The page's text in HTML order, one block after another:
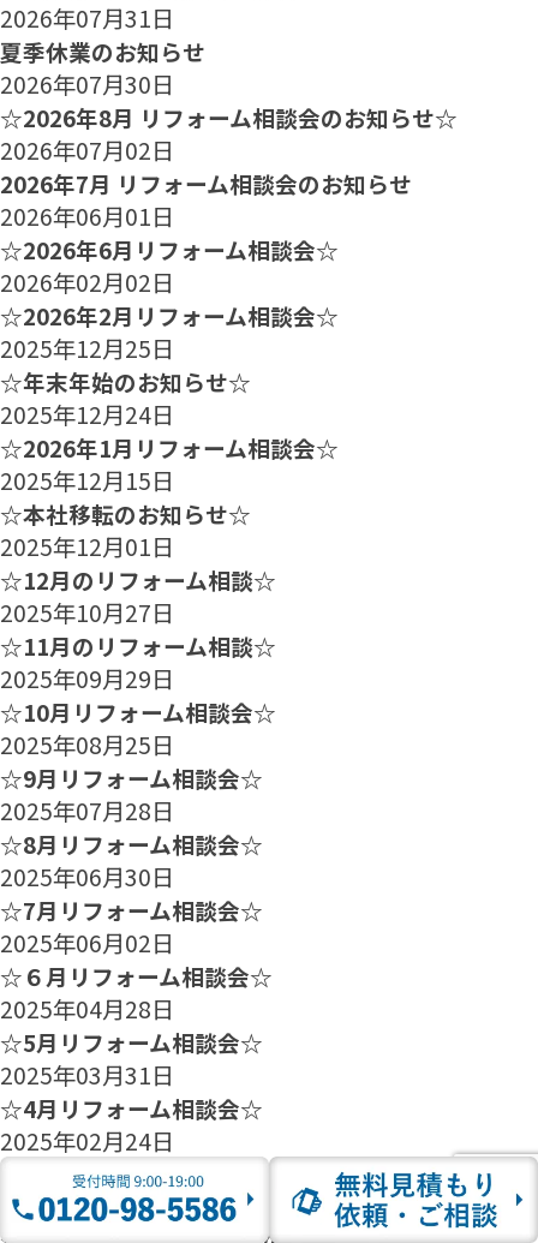
2026年07月31日
夏季休業のお知らせ
2026年07月30日
☆2026年8月 リフォーム相談会のお知らせ☆
2026年07月02日
2026年7月 リフォーム相談会のお知らせ
2026年06月01日
☆2026年6月リフォーム相談会☆
2026年02月02日
☆2026年2月リフォーム相談会☆
2025年12月25日
☆年末年始のお知らせ☆
2025年12月24日
☆2026年1月リフォーム相談会☆
2025年12月15日
☆本社移転のお知らせ☆
2025年12月01日
☆12月のリフォーム相談☆
2025年10月27日
☆11月のリフォーム相談☆
2025年09月29日
☆10月リフォーム相談会☆
2025年08月25日
☆9月リフォーム相談会☆
2025年07月28日
☆8月リフォーム相談会☆
2025年06月30日
☆7月リフォーム相談会☆
2025年06月02日
☆６月リフォーム相談会☆
2025年04月28日
☆5月リフォーム相談会☆
2025年03月31日
☆4月リフォーム相談会☆
2025年02月24日
☆3月リフォーム相談会☆
2025年01月27日